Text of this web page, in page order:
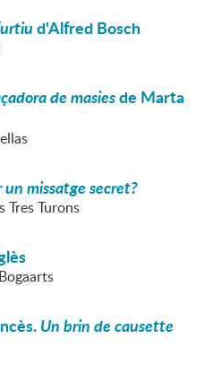
d'Alfred Bosch
de masiesde Marta
missatge secret?
Tres Turons
Un brin de causette